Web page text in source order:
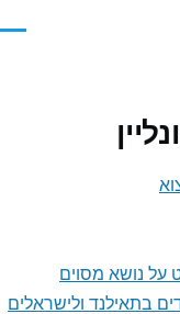
על נושא מסוים
בתאילנד ולישראלים